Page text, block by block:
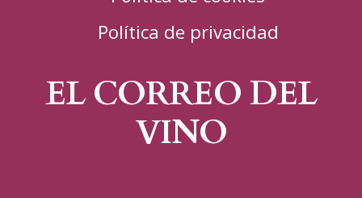
Política de privacidad
EL CORREO DEL
VINO